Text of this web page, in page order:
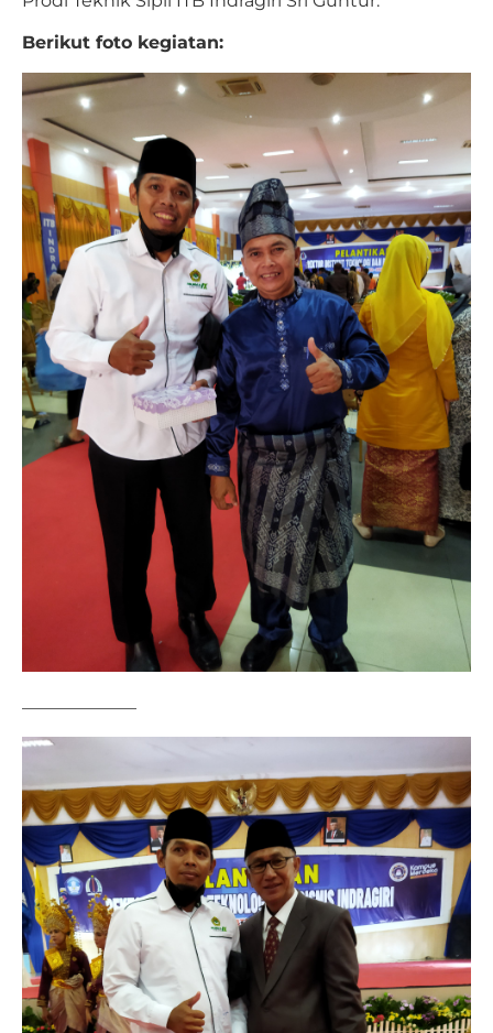
Berikut foto kegiatan:
——————–